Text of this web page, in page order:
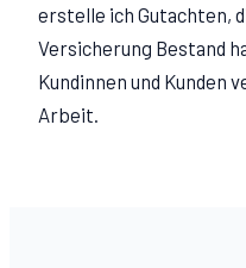
erstelle ich Gutachten,
Versicherung Bestand
Kundinnen und Kunden
Arbeit.